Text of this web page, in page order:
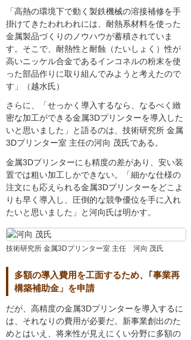
技術研究所 金属3Dプリンター室 主任 河向 茂氏
「高熱の環境下で動く製鉄機械の溶接補修を手
掛けてきたわれわれには、耐熱系材料を使った
金属製品づくりのノウハウが蓄積されていま
す。そこで、耐熱性と耐蝕（たいしょく）性が
高いニッケル合金であるインコネルの粉末を使
った部品作りに取り組んでみようと考えたので
す」（越水氏）
さらに、「せっかく導入するなら、なるべく緻
密な加工ができる金属3Dプリンターを導入した
いと思いました」と語るのは、技術研究所 金属
3Dプリンター室 主任の河向 茂氏である。
金属3Dプリンターにも精度の差があり、安い装
置では粗い加工しかできない。「細かな仕様の
注文にも応えられる金属3Dプリンターをどこよ
りも早く導入し、圧倒的な競争優位を手に入れ
たいと思いました」と河向氏は明かす。
多額の導入費用を工面するため、｢事業再
構築補助金」を申請
だが、高精度の金属3Dプリンターを導入するに
は、それなりの費用が必要だ。新事業創出のた
めとはいえ、将来性が見えにくい分野に多額の